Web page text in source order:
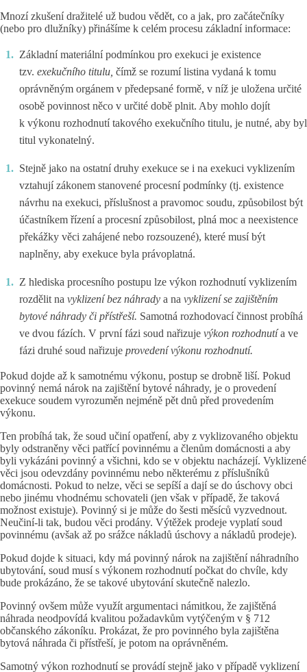
Mnozí zkušení dražitelé už budou vědět, co a jak, pro začátečníky
(nebo pro dlužníky) přinášíme k celém procesu základní informace:
Základní materiální podmínkou pro exekuci je existence
tzv. exekučního titulu, čímž se rozumí listina vydaná k tomu
oprávněným orgánem v předepsané formě, v níž je uložena určité
osobě povinnost něco v určité době plnit. Aby mohlo dojít
k výkonu rozhodnutí takového exekučního titulu, je nutné, aby byl
titul vykonatelný.
Stejně jako na ostatní druhy exekuce se i na exekuci vyklizením
vztahují zákonem stanovené procesní podmínky (tj. existence
návrhu na exekuci, příslušnost a pravomoc soudu, způsobilost být
účastníkem řízení a procesní způsobilost, plná moc a neexistence
překážky věci zahájené nebo rozsouzené), které musí být
naplněny, aby exekuce byla právoplatná.
Z hlediska procesního postupu lze výkon rozhodnutí vyklizením
rozdělit na vyklizení bez náhrady a na vyklizení se zajištěním
bytové náhrady či přístřeší. Samotná rozhodovací činnost probíhá
ve dvou fázích. V první fázi soud nařizuje výkon rozhodnutía ve
fázi druhé soud nařizuje provedení výkonu rozhodnutí.
Pokud dojde až k samotnému výkonu, postup se drobně liší. Pokud
povinný nemá nárok na zajištění bytové náhrady, je o provedení
exekuce soudem vyrozuměn nejméně pět dnů před provedením
výkonu.
Ten probíhá tak, že soud učiní opatření, aby z vyklizovaného objektu
byly odstraněny věci patřící povinnému a členům domácnosti a aby
byli vykázáni povinný a všichni, kdo se v objektu nacházejí. Vyklizené
věci jsou odevzdány povinnému nebo některému z příslušníků
domácnosti. Pokud to nelze, věci se sepíší a dají se do úschovy obci
nebo jinému vhodnému schovateli (jen však v případě, že taková
možnost existuje). Povinný si je může do šesti měsíců vyzvednout.
Neučiní-li tak, budou věci prodány. Výtěžek prodeje vyplatí soud
povinnému (avšak až po srážce nákladů úschovy a nákladů prodeje).
Pokud dojde k situaci, kdy má povinný nárok na zajištění náhradního
ubytování, soud musí s výkonem rozhodnutí počkat do chvíle, kdy
bude prokázáno, že se takové ubytování skutečně nalezlo.
Povinný ovšem může využít argumentaci námitkou, že zajištěná
náhrada neodpovídá kvalitou požadavkům vytýčeným v § 712
občanského zákoníku. Prokázat, že pro povinného byla zajištěna
bytová náhrada či přístřeší, je potom na oprávněném.
Samotný výkon rozhodnutí se provádí stejně jako v případě vyklizení